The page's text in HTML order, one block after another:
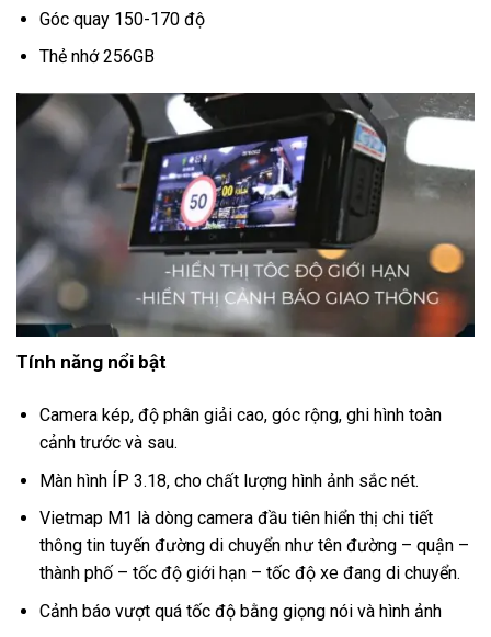
Góc quay 150-170 độ
Thẻ nhớ 256GB
Tính năng nổi bật
Camera kép, độ phân giải cao, góc rộng, ghi hình toàn
cảnh trước và sau.
Màn hình ÍP 3.18, cho chất lượng hình ảnh sắc nét.
Vietmap M1 là dòng camera đầu tiên hiển thị chi tiết
thông tin tuyến đường di chuyển như tên đường – quận –
thành phố – tốc độ giới hạn – tốc độ xe đang di chuyển.
Cảnh báo vượt quá tốc độ bằng giọng nói và hình ảnh